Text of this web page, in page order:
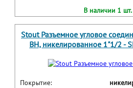
В наличии 1 шт.
Stout Разъемное угловое
ВН, никелированное 1"1/2 -
Покрытие: